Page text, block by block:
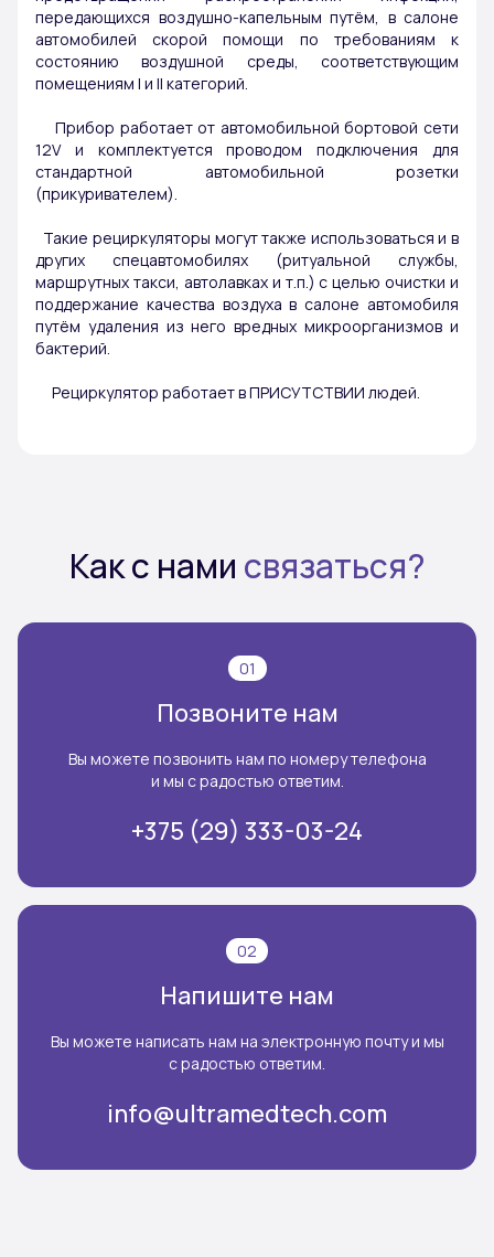
передающихся воздушно-капельным путём, в салоне
автомобилей скорой помощи по требованиям к
состоянию воздушной среды, соответствующим
помещениям l и ll категорий.
Прибор работает от автомобильной бортовой сети
12V и комплектуется проводом подключения для
стандартной автомобильной розетки
(прикуривателем).
Такие рециркуляторы могут также использоваться и в
других спецавтомобилях (ритуальной службы,
маршрутных такси, автолавках и т.п.) с целью очистки и
поддержание качества воздуха в салоне автомобиля
путём удаления из него вредных микроорганизмов и
бактерий.
Рециркулятор работает в ПРИСУТСТВИИ людей.
Как с нами связаться?
01
Позвоните нам
Вы можете позвонить нам по номеру телефона
и мы с радостью ответим.
+375 (29) 333-03-24
02
Напишите нам
Вы можете написать нам на электронную почту и мы
с радостью ответим.
info@ultramedtech.com